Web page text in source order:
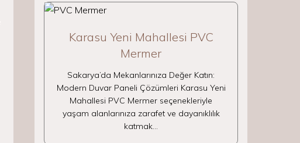
Karasu Yeni Mahallesi PVC
Mermer
Sakarya’da Mekanlarınıza Değer Katın:
Modern Duvar Paneli Çözümleri Karasu Yeni
Mahallesi PVC Mermer seçenekleriyle
yaşam alanlarınıza zarafet ve dayanıklılık
katmak…